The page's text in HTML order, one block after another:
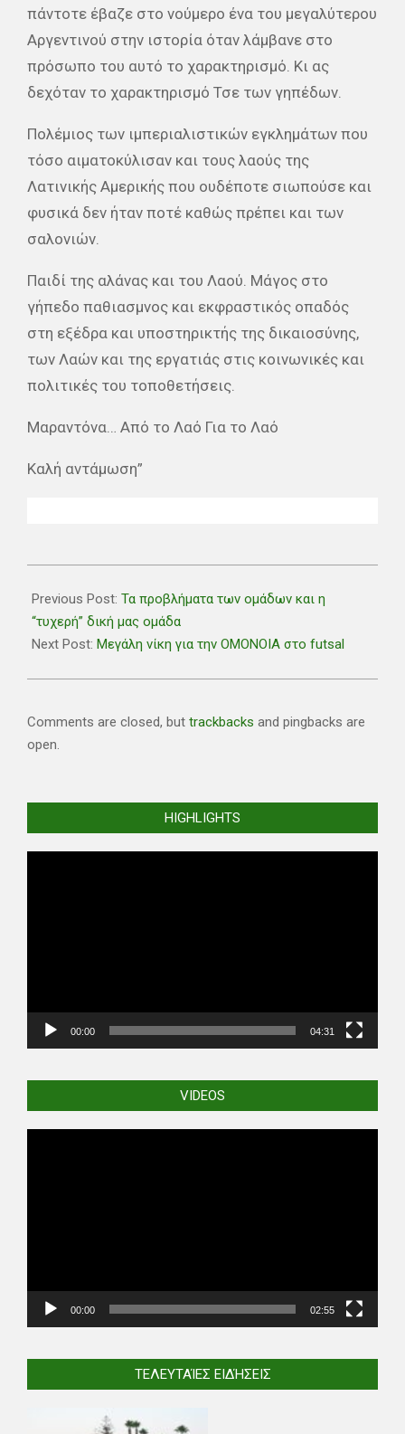
πάντοτε έβαζε στο νούμερο ένα του μεγαλύτερου
Αργεντινού στην ιστορία όταν λάμβανε στο
πρόσωπο του αυτό το χαρακτηρισμό. Κι ας
δεχόταν το χαρακτηρισμό Τσε των γηπέδων.
Πολέμιος των ιμπεριαλιστικών εγκλημάτων που
τόσο αιματοκύλισαν και τους λαούς της
Λατινικής Αμερικής που ουδέποτε σιωπούσε και
φυσικά δεν ήταν ποτέ καθώς πρέπει και των
σαλονιών.
Παιδί της αλάνας και του Λαού. Μάγος στο
γήπεδο παθιασμνος και εκφραστικός οπαδός
στη εξέδρα και υποστηρικτής της δικαιοσύνης,
των Λαών και της εργατιάς στις κοινωνικές και
πολιτικές του τοποθετήσεις.
Μαραντόνα… Από το Λαό Για το Λαό
Καλή αντάμωση”
11-
26
Previous Post: Τα προβλήματα των ομάδων και η
“τυχερή” δική μας ομάδα
Next Post: Μεγάλη νίκη για την ΟΜΟΝΟΙΑ στο futsal
Comments are closed, but trackbacks and pingbacks are
open.
HIGHLIGHTS
00:00 04:31
VIDEOS
00:00 02:55
ΤΕΛΕΥΤΑΊΕΣ ΕΙΔΉΣΕΙΣ